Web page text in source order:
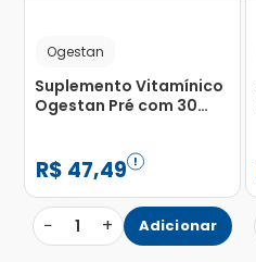
Ogestan
Suplemento Vitamínico
Ogestan Pré com 30
R$ 47,49
− 1 + Adicionar